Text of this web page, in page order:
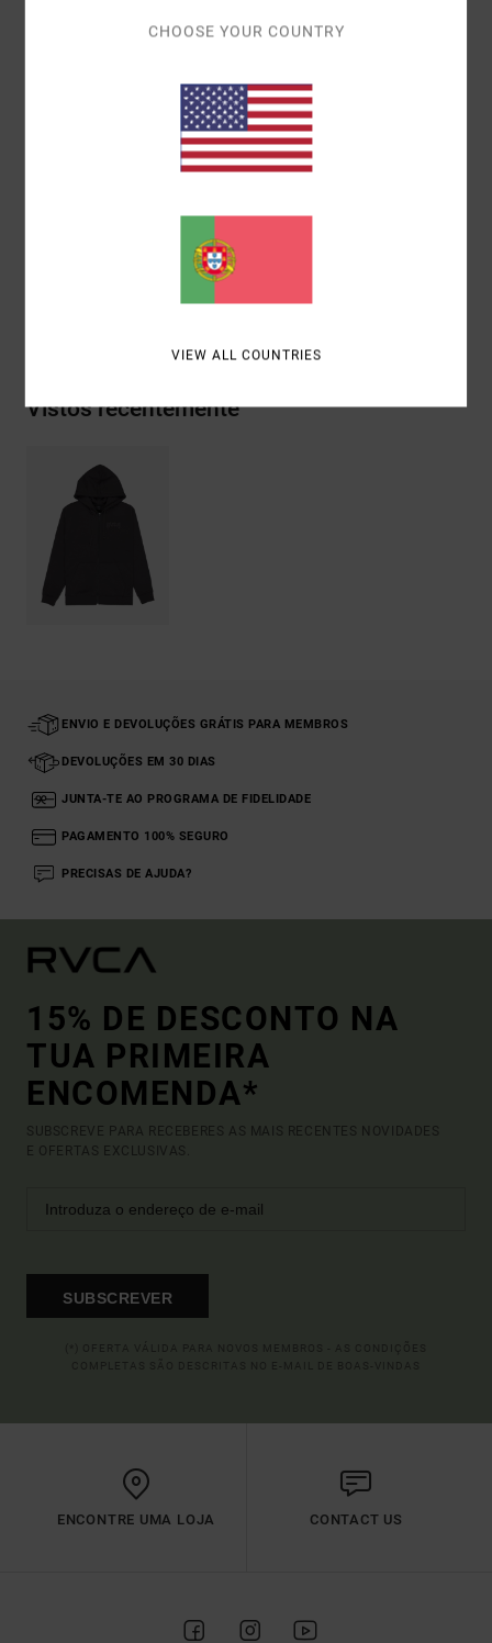
Estampado à frente bordado
Estampado na pEstampado de trás com estampa e
bordado em chenille
Vistos recentemente
ENVIO E DEVOLUÇÕES GRÁTIS PARA MEMBROS
DEVOLUÇÕES EM 30 DIAS
JUNTA-TE AO PROGRAMA DE FIDELIDADE
PAGAMENTO 100% SEGURO
PRECISAS DE AJUDA?
15% DE DESCONTO NA
TUA PRIMEIRA
ENCOMENDA*
SUBSCREVE PARA RECEBERES AS MAIS RECENTES NOVIDADES
E OFERTAS EXCLUSIVAS.
SUBSCREVER
ENCONTRE UMA LOJA CONTACT US
CHOOSE YOUR COUNTRY
VIEW ALL COUNTRIES